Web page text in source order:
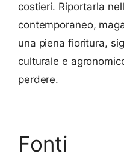
costieri. Riportarla
contemporaneo,
una piena fioritura,
culturale e
perdere.
Fonti